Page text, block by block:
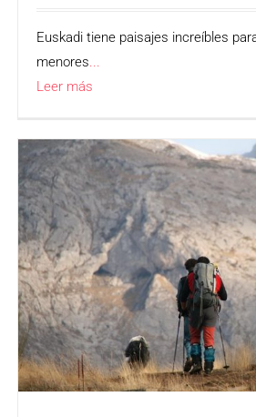
Euskadi tiene paisajes increíbles
menores...
Leer más